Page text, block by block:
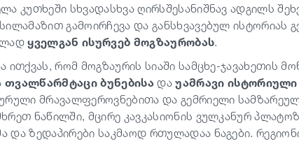
კუთხეში სხვადასხვა ღირსშესანიშნავ ადგილს
გამოირჩევა და განსხვავებულ ისტორიას
ყველგან ისურვებ მოგზაურობას.
ითქვას, რომ მოგზაურის სიაში სამცხე-ჯავახეთის
თვალწარმტაცი ბუნებისადაუამრავი ისტორიული
მრავალფეროვნებითა და გემრიელი
ნაწილში, მცირე კავკასიონის ვულკანურ
და ზედაპირები საკმაოდ რთულადაა ნაგები.